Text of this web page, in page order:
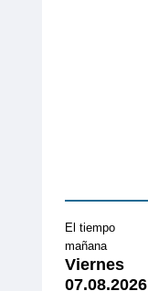
El tiempo
mañana
Viernes
07.08.2026